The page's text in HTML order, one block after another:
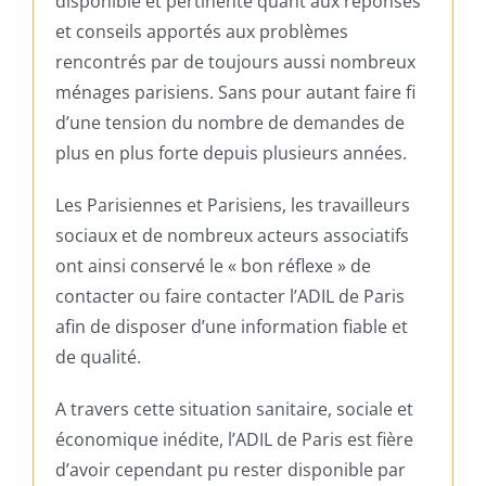
et conseils apportés aux problèmes
rencontrés par de toujours aussi nombreux
ménages parisiens. Sans pour autant faire fi
d’une tension du nombre de demandes de
plus en plus forte depuis plusieurs années.
Les Parisiennes et Parisiens, les travailleurs
sociaux et de nombreux acteurs associatifs
ont ainsi conservé le « bon réflexe » de
contacter ou faire contacter l’ADIL de Paris
afin de disposer d’une information fiable et
de qualité.
A travers cette situation sanitaire, sociale et
économique inédite, l’ADIL de Paris est fière
d’avoir cependant pu rester disponible par